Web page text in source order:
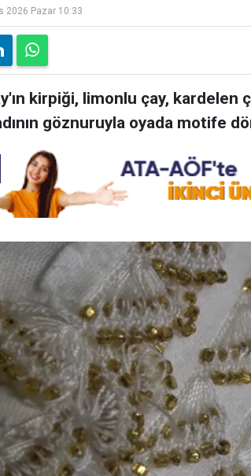
2026 Pazar 10:33
kirpiği, limonlu çay, kardelen
göznuruyla oyada motife